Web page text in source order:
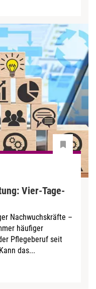
Vier-Tage-
Nachwuchskräfte –
häufiger
Pflegeberuf seit
das...